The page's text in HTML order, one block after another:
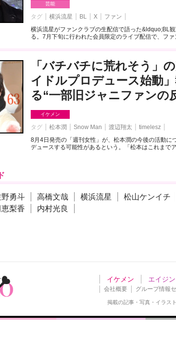
芸能
タグ 横浜流星 BL X
ファン
横浜流星がファンクラブの生配信で語った&ldquo;BL
る。7月下旬に行われた会員限定のライブ配信で、ファ
「バチバチに荒れそう」
イドルプロデュース始動
る“一部旧ジャニファンの
イケメン
タグ 松本潤 Snow Man 渡辺翔太
timelesz
8月4日発売の「週刊女性」が、松本潤の今後の活動に
デュースする可能性があるという。「松本はこれまで
野勇斗 高橋文哉 横浜流星 松山ケンイチ
恵梨香 内村光良
イケメン エイジ
会社概要 グループ情報
掲載の記事・写真・イラス